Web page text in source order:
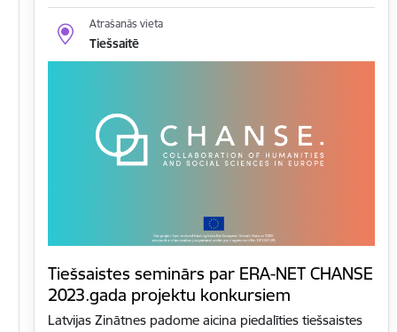
Atrašanās vieta
Tiešsaitē
Tiešsaistes seminārs par ERA-NET CHANSE
2023.gada projektu konkursiem
Latvijas Zinātnes padome aicina piedalīties tiešsaistes